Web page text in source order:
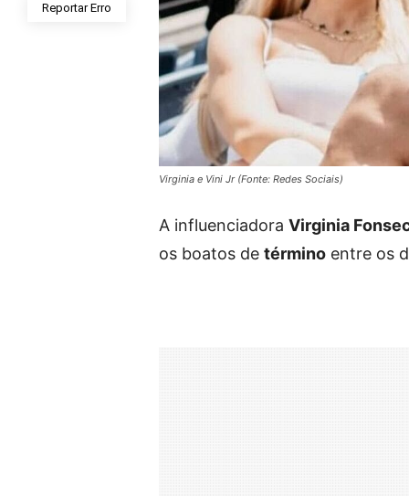
Reportar Erro
Virginia e Vini Jr (Fonte: Redes Sociais)
A influenciadora Virginia
os boatos de término entre os